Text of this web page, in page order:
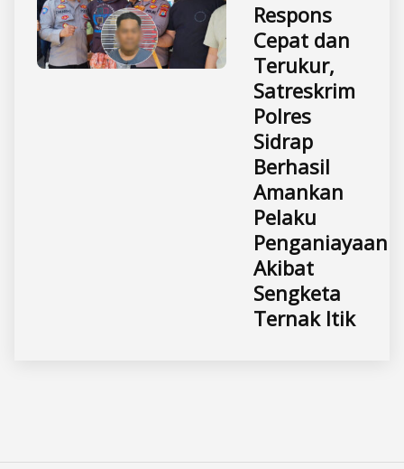
Respons
Cepat dan
Terukur,
Satreskrim
Polres
Sidrap
Berhasil
Amankan
Pelaku
Penganiayaan
Akibat
Sengketa
Ternak Itik